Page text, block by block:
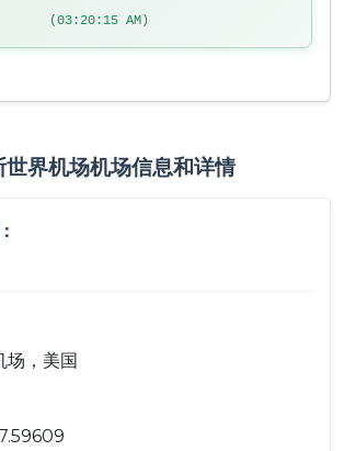
(03:20:15 AM)
世界机场机场信息和详情
场，美国